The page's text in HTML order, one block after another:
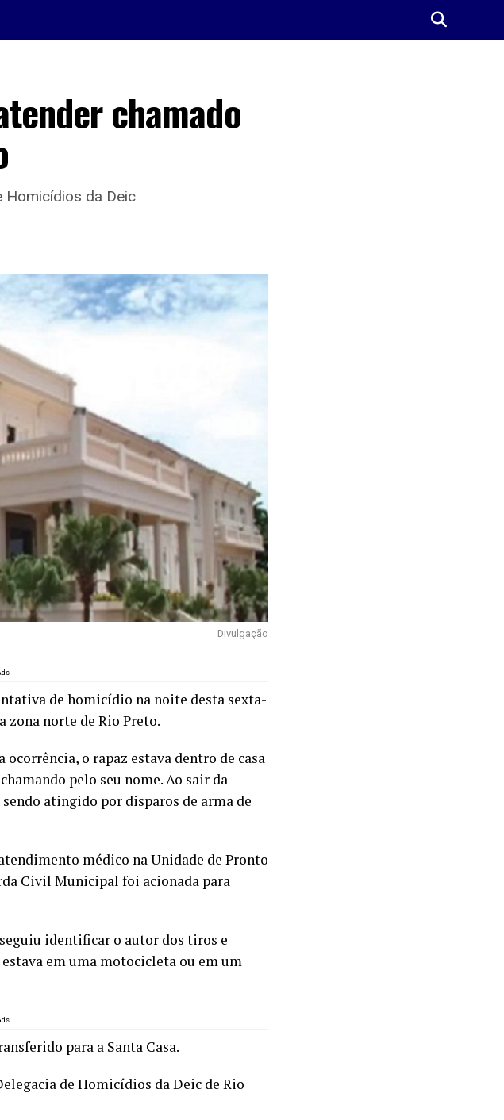
chamado
Homicídios da Deic
Divulgação
de homicídio na noite desta sexta-
zona norte de Rio Preto.
o rapaz estava dentro de casa
pelo seu nome. Ao sair da
atingido por disparos de arma de
médico na Unidade de Pronto
Civil Municipal foi acionada para
identificar o autor dos tiros e
em uma motocicleta ou em um
para a Santa Casa.
de Homicídios da Deic de Rio